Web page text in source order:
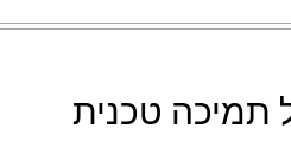
תמיכה טכנית